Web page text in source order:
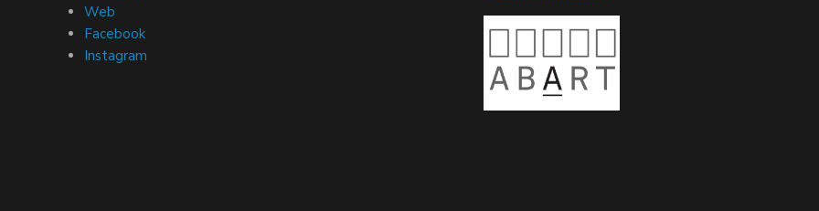
Web
Facebook
Instagram